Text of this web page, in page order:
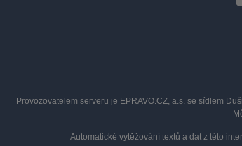
Provozovatelem serveru je EPRAVO.CZ, a.s. se sídlem
Automatické vytěžování textů a dat z této